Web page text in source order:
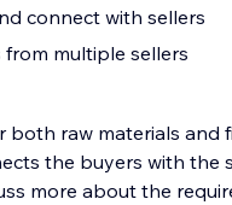
connect with sellers
multiple sellers
raw materials and
the buyers with the
more about the